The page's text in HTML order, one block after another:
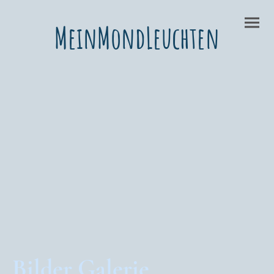
MeinMondLeuchten